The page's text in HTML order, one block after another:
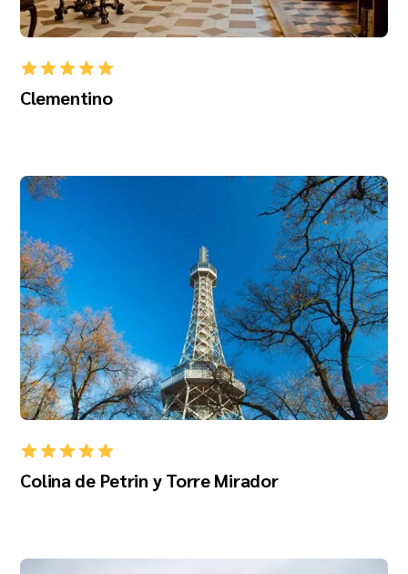
Clementino
Colina de Petrin y Torre Mirador